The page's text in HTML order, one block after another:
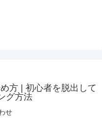
方 | 初心者を脱出して
グ方法
せ